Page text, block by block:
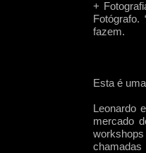
+
fazem.
Esta é
Leonardo
mercado